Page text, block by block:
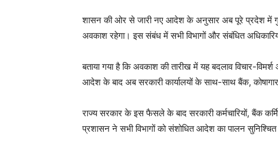
शासन की ओर से जारी नए आदेश के अनुसार अब पूरे प्रदेश में
अवकाश रहेगा। इस संबंध में सभी विभागों और संबंधित
बताया गया है कि अवकाश की तारीख में यह बदलाव विचार-
आदेश के बाद अब सरकारी कार्यालयों के साथ-साथ बैंक,
राज्य सरकार के इस फैसले के बाद सरकारी कर्मचारियों, बैंक
प्रशासन ने सभी विभागों को संशोधित आदेश का पालन